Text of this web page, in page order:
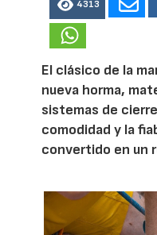
4313
El clásico de la
nueva horma,
sistemas de
comodidad y la
convertido en un